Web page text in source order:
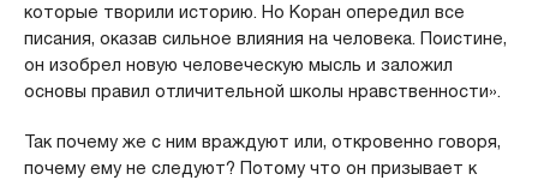
которые творили историю. Но Коран опередил все
писания, оказав сильное влияния на человека. Поистине,
он изобрел новую человеческую мысль и заложил
основы правил отличительной школы нравственности».
Так почему же с ним враждуют или, откровенно говоря,
почему ему не следуют? Потому что он призывает к